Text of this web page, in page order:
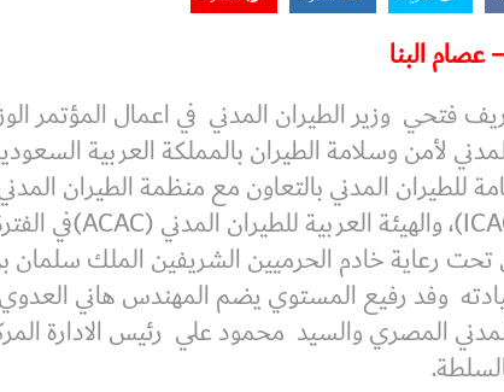
البنا
فتحي وزير الطيران المدني في اعمال المؤتمر
لأمن وسلامة الطيران بالمملكة العربية
للطيران المدني بالتعاون مع منظمة الطيران
رعاية خادم الحرميين الشريفين الملك سلمان
وفد رفيع المستوي يضم المهندس هاني
المصري والسيد محمود علي رئيس الادارة